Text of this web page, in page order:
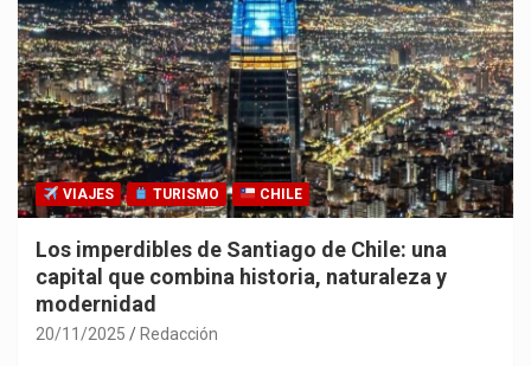
VIAJES TURISMO CHILE
Los imperdibles de Santiago de Chile: una
capital que combina historia, naturaleza y
modernidad
20/11/2025 Redacción